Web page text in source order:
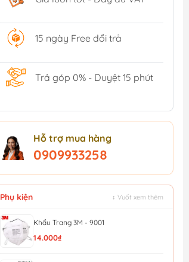
15 ngày Free đổi trả
Trả góp 0% - Duyệt 15 phút
Hỗ trợ mua hàng
0909933258
Phụ kiện ↕ Vuốt xem thêm
Khẩu Trang 3M - 9001
14.000₫